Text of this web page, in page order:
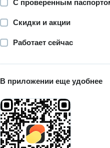
С проверенным
Скидки и акции
Работает сейчас
В приложении еще удобнее